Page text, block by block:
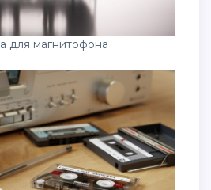
для магнитофона